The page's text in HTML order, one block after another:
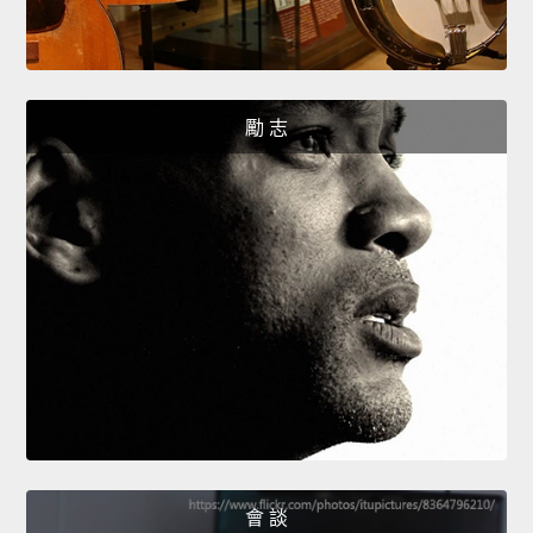
勵 志
會 談